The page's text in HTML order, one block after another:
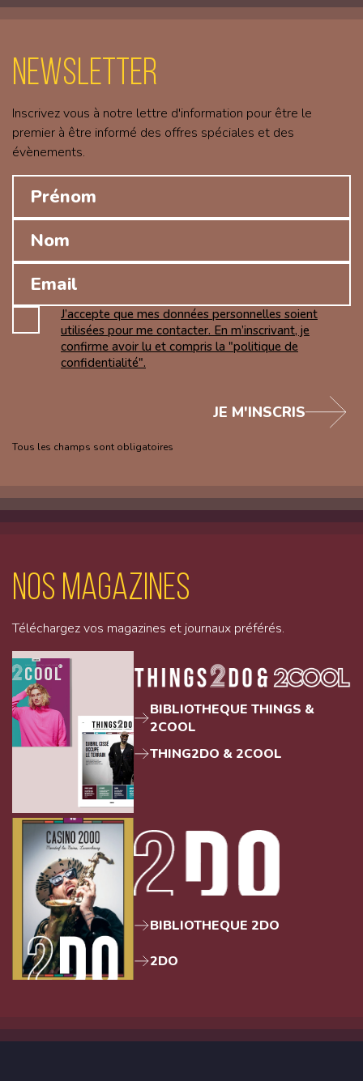
Newsletter
Inscrivez vous à notre lettre d'information pour être le
premier à être informé des offres spéciales et des
évènements.
J’accepte que mes données personnelles soient
utilisées pour me contacter. En m’inscrivant, je
confirme avoir lu et compris la "politique de
confidentialité".
Tous les champs sont obligatoires
JE M'INSCRIS
Nos magazines
Téléchargez vos magazines et journaux préférés.
BIBLIOTHEQUE THINGS &
2COOL
THING2DO & 2COOL
BIBLIOTHEQUE 2DO
2DO